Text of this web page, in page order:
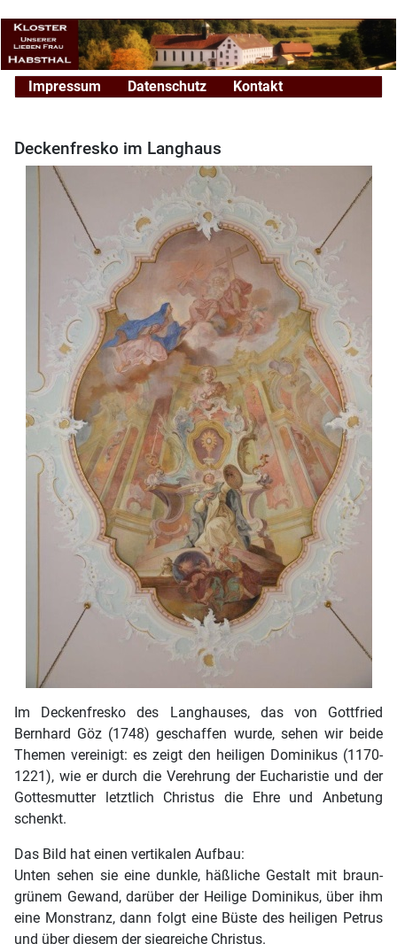
Impressum Datenschutz Kontakt
Deckenfresko im Langhaus
Im Deckenfresko des Langhauses, das von Gottfried
Bernhard Göz (1748) geschaffen wurde, sehen wir beide
Themen vereinigt: es zeigt den heiligen Dominikus (1170-
1221), wie er durch die Verehrung der Eucharistie und der
Gottesmutter letztlich Christus die Ehre und Anbetung
schenkt.
Das Bild hat einen vertikalen Aufbau:
Unten sehen sie eine dunkle, häßliche Gestalt mit braun-
grünem Gewand, darüber der Heilige Dominikus, über ihm
eine Monstranz, dann folgt eine Büste des heiligen Petrus
und über diesem der siegreiche Christus.